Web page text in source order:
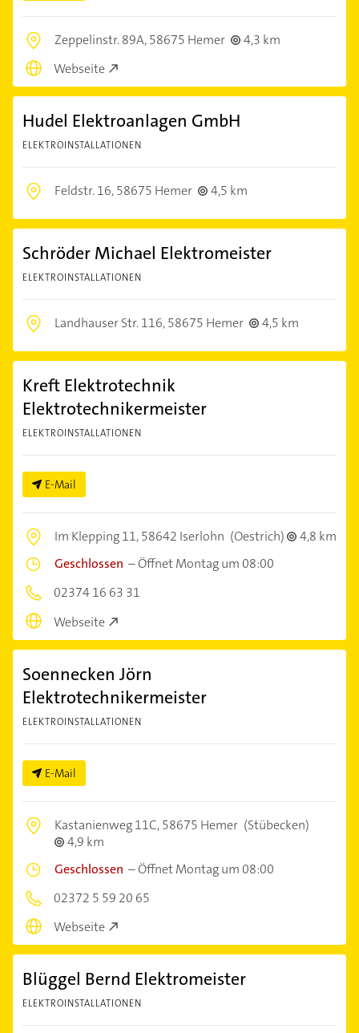
Zeppelinstr. 89A,58675 Hemer
4,3 km
Webseite
Hudel Elektroanlagen GmbH
ELEKTROINSTALLATIONEN
Feldstr. 16,58675 Hemer 4,5 km
Schröder Michael Elektromeister
ELEKTROINSTALLATIONEN
Landhauser Str. 116,58675 Hemer 4,5 km
Kreft Elektrotechnik
Elektrotechnikermeister
ELEKTROINSTALLATIONEN
E-Mail
Im Klepping 11,58642 Iserlohn (Oestrich)
4,8 km
Geschlossen –Öffnet Montag um 08:00
02374 16 63 31
Webseite
Soennecken Jörn
Elektrotechnikermeister
ELEKTROINSTALLATIONEN
E-Mail
Kastanienweg 11C,58675 Hemer (Stübecken)
4,9 km
Geschlossen –Öffnet Montag um 08:00
02372 5 59 20 65
Webseite
Blüggel Bernd Elektromeister
ELEKTROINSTALLATIONEN